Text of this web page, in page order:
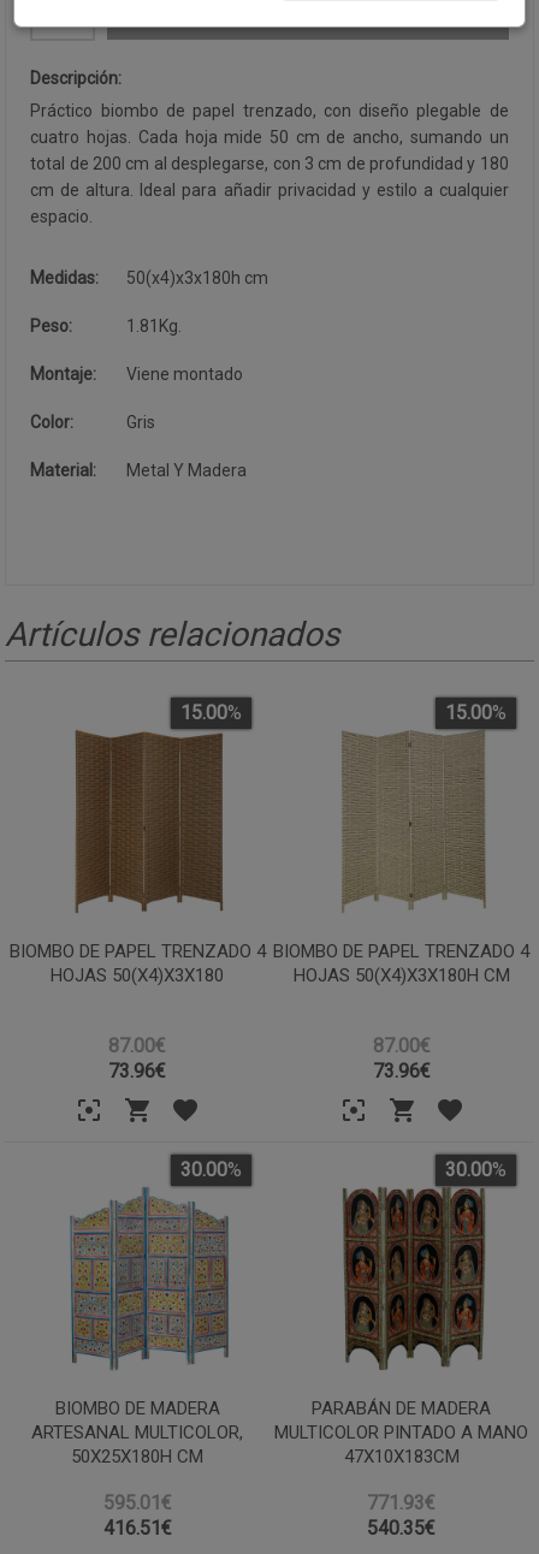
Descripción:
Práctico biombo de papel trenzado, con diseño plegable de
cuatro hojas. Cada hoja mide 50 cm de ancho, sumando un
total de 200 cm al desplegarse, con 3 cm de profundidad y 180
cm de altura. Ideal para añadir privacidad y estilo a cualquier
espacio.
Medidas: 50(x4)x3x180h cm
Peso: 1.81Kg.
Montaje: Viene montado
Color: Gris
Material: Metal Y Madera
Artículos relacionados
BIOMBO DE PAPEL TRENZADO 4
HOJAS 50(X4)X3X180
87.00€
15.00%
73.96€
BIOMBO DE PAPEL TRENZADO 4
HOJAS 50(X4)X3X180H CM
87.00€
15.00%
73.96€
BIOMBO DE MADERA
ARTESANAL MULTICOLOR,
50X25X180H CM
595.01€
30.00%
416.51€
PARABÁN DE MADERA
MULTICOLOR PINTADO A MANO
47X10X183CM
771.93€
30.00%
540.35€